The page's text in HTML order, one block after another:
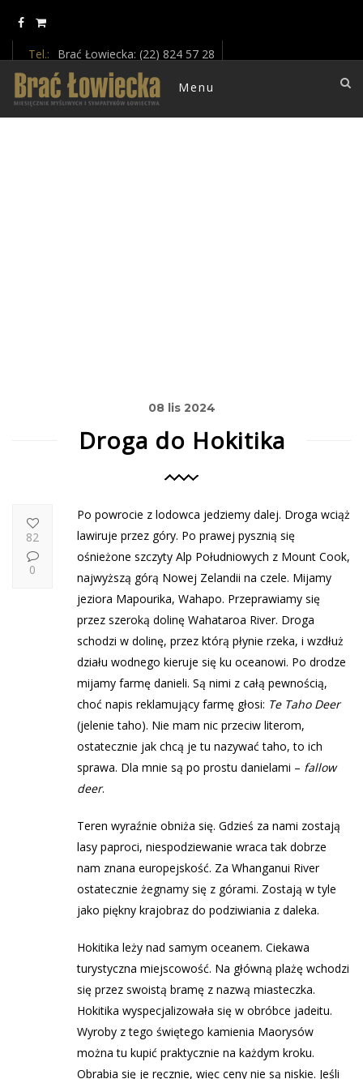
Tel.:
Brać Łowiecka: (22) 824 57 28
E-mail :
braclowiecka@oikos.net.pl
Menu
08 lis 2024
Droga do Hokitika
Po powrocie z lodowca jedziemy dalej. Droga wciąż
lawiruje przez góry. Po prawej pysznią się
ośnieżone szczyty Alp Południowych z Mount Cook,
najwyższą górą Nowej Zelandii na czele. Mijamy
jeziora Mapourika, Wahapo. Przeprawiamy się
przez szeroką dolinę Wahataroa River. Droga
schodzi w dolinę, przez którą płynie rzeka, i wzdłuż
działu wodnego kieruje się ku oceanowi. Po drodze
mijamy farmę danieli. Są nimi z całą pewnością,
choć napis reklamujący farmę głosi: Te Taho Deer
(jelenie taho). Nie mam nic przeciw literom,
ostatecznie jak chcą je tu nazywać taho, to ich
sprawa. Dla mnie są po prostu danielami – fallow
deer.
Teren wyraźnie obniża się. Gdzieś za nami zostają
lasy paproci, niespodziewanie wraca tak dobrze
nam znana europejskość. Za Whanganui River
ostatecznie żegnamy się z górami. Zostają w tyle
jako piękny krajobraz do podziwiania z daleka.
Hokitika leży nad samym oceanem. Ciekawa
turystyczna miejscowość. Na główną plażę wchodzi
się przez swoistą bramę z nazwą miasteczka.
Hokitika wyspecjalizowała się w obróbce jadeitu.
Wyroby z tego świętego kamienia Maorysów
można tu kupić praktycznie na każdym kroku.
Obrabia się je ręcznie, więc ceny nie są niskie. Jeśli
82
0